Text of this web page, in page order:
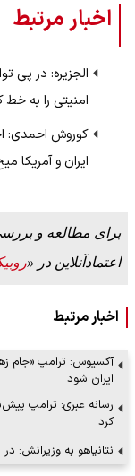
اخبار مرتبط
الجزیره: در پی
امنیتی را به خط
کوروش احمدی:
ایران و آمریکا
برای مطالعه و
اعتمادآنلاین در «
اخبار مرتبط
آکسیوس: ترامپ «جام زهر
ایران شود
رسانه عبری: ترامپ
کرد
نتانیاهو به وزیرانش: